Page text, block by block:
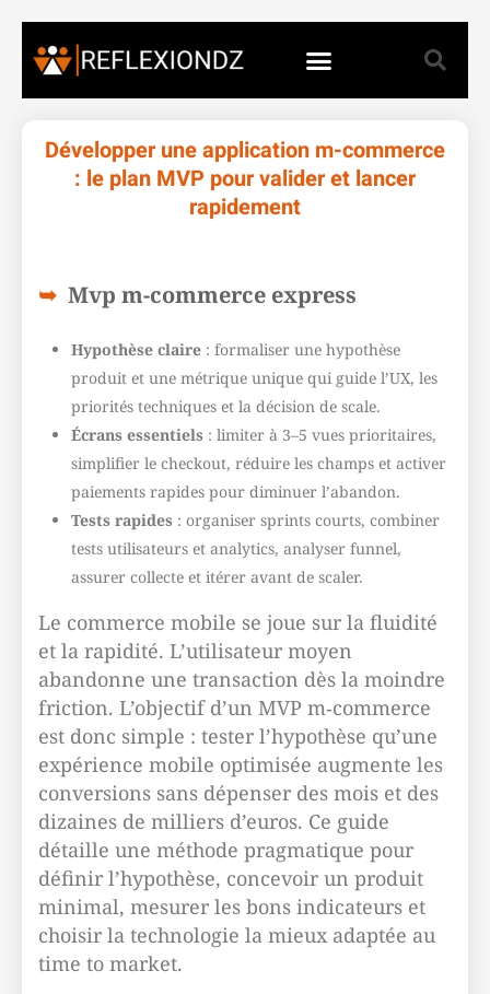
Développer une application m-commerce
: le plan MVP pour valider et lancer
rapidement
Mvp m-commerce express
Hypothèse claire : formaliser une hypothèse
produit et une métrique unique qui guide l’UX, les
priorités techniques et la décision de scale.
Écrans essentiels : limiter à 3–5 vues prioritaires,
simplifier le checkout, réduire les champs et activer
paiements rapides pour diminuer l’abandon.
Tests rapides : organiser sprints courts, combiner
tests utilisateurs et analytics, analyser funnel,
assurer collecte et itérer avant de scaler.
Le commerce mobile se joue sur la fluidité
et la rapidité. L’utilisateur moyen
abandonne une transaction dès la moindre
friction. L’objectif d’un MVP m‑commerce
est donc simple : tester l’hypothèse qu’une
expérience mobile optimisée augmente les
conversions sans dépenser des mois et des
dizaines de milliers d’euros. Ce guide
détaille une méthode pragmatique pour
définir l’hypothèse, concevoir un produit
minimal, mesurer les bons indicateurs et
choisir la technologie la mieux adaptée au
time to market.